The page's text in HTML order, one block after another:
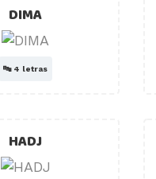
DIMA
🔤 4 letras
HADJ